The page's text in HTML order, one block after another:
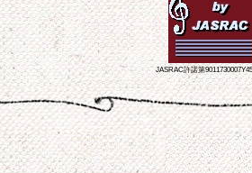
JASRAC許諾第